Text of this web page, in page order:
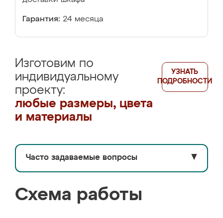
Гарантия: 24 месяца
Изготовим по
индивидуальному
проекту:
любые размеры, цвета
и материалы
УЗНАТЬ
ПОДРОБНОСТИ
Часто задаваемые вопросы ▼
Схема работы